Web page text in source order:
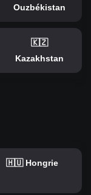
Ouzbékistan
🇰🇿
Kazakhstan
🇭🇺 Hongrie